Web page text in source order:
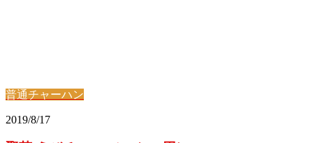
普通チャーハン
2019/8/17